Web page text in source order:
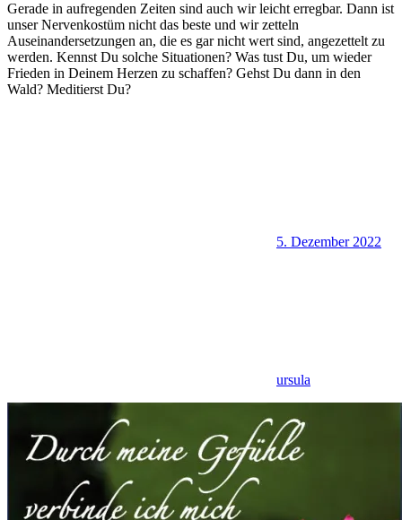
Gerade in aufregenden Zeiten sind auch wir leicht erregbar. Dann ist
unser Nervenkostüm nicht das beste und wir zetteln
Auseinandersetzungen an, die es gar nicht wert sind, angezettelt zu
werden. Kennst Du solche Situationen? Was tust Du, um wieder
Frieden in Deinem Herzen zu schaffen? Gehst Du dann in den
Wald? Meditierst Du?
5. Dezember 2022
ursula